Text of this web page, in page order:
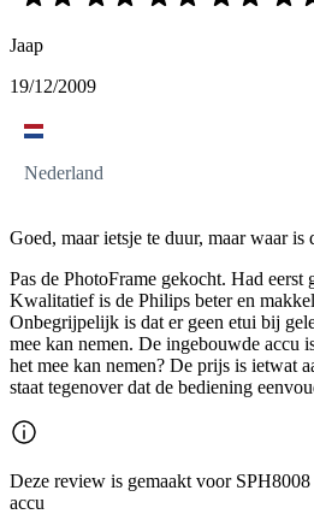
Jaap
19/12/2009
Nederland
Goed, maar ietsje te duur, maar waar is
Pas de PhotoFrame gekocht. Had eerst
Kwalitatief is de Philips beter en
Onbegrijpelijk is dat er geen etui bij
mee kan nemen. De ingebouwde accu
het mee kan nemen? De prijs is ietwat
staat tegenover dat de bediening
Deze review is gemaakt voor
accu